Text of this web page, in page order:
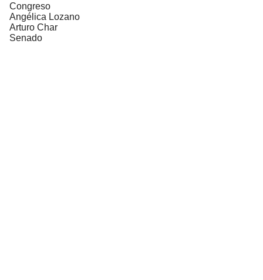
Congreso
Angélica Lozano
Arturo Char
Senado